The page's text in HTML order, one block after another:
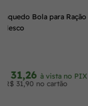
Brinquedo Bola para
Chalesco
R$ 31,26à vista
ou R$ 31,90 no cartão